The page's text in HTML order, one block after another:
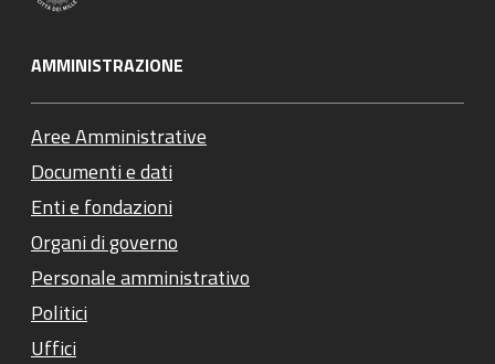
AMMINISTRAZIONE
Aree Amministrative
Documenti e dati
Enti e fondazioni
Organi di governo
Personale amministrativo
Politici
Uffici